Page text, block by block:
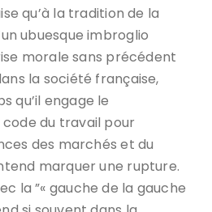
qu’à la tradition de la
ubuesque imbroglio
morale sans précédent
la société française,
qu’il engage le
du travail pour
des marchés et du
marquer une rupture.
la ”« gauche de la gauche